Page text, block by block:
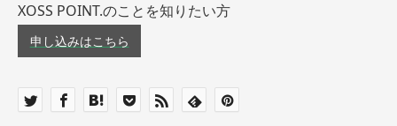
XOSS POINT.のことを知りたい方
申し込みはこちら